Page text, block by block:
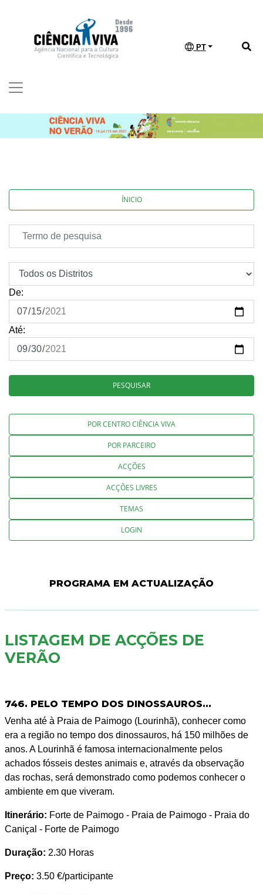
PT
ÍNICIO
De:
Até:
PESQUISAR
POR CENTRO CIÊNCIA VIVA
POR PARCEIRO
ACÇÕES
ACÇÕES LIVRES
TEMAS
LOGIN
PROGRAMA EM ACTUALIZAÇÃO
LISTAGEM DE ACÇÕES DE
VERÃO
746. PELO TEMPO DOS DINOSSAUROS...
Venha até à Praia de Paimogo (Lourinhã), conhecer como
era a região no tempo dos dinossauros, há 150 milhões de
anos. A Lourinhã é famosa internacionalmente pelos
achados fósseis destes animais e, através da observação
das rochas, será demonstrado como podemos conhecer o
ambiente em que viveram.
Itinerário: Forte de Paimogo - Praia de Paimogo - Praia do
Caniçal - Forte de Paimogo
Duração: 2.30 Horas
Preço: 3.50 €/participante